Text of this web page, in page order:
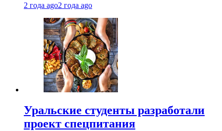
2 года ago2 года ago
Уральские студенты разработали
проект спецпитания